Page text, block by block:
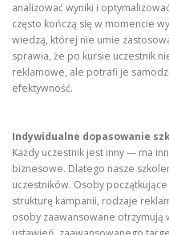
analizować wyniki i
często kończą się w momencie
wiedzą, której nie umie
sprawia, że po kursie uczestnik
reklamowe, ale potrafi je
efektywność.
Indywidualne dopasowanie
Każdy uczestnik jest inny — ma
biznesowe. Dlatego nasze
uczestników. Osoby
strukturę kampanii, rodzaje
osoby zaawansowane otrzymują